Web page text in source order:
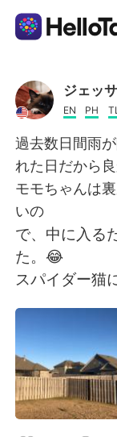
App di
AI Grammar
Italiano
English
繁體中文
Deutsch
한국어
ジェッ
EN PH TL
過去数日間雨
れた日だから
モモちゃんは
いの
で、中に入る
た。😂
スパイダー猫